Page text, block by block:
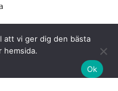
To
Top
att vi ger dig den bästa
hemsida.
Ok